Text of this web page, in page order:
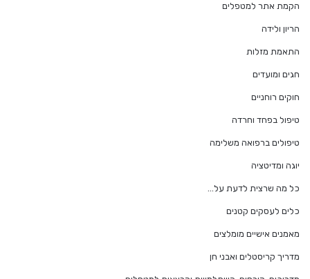
הקמת אתר למטפלים
הריון ולידה
התאמת מזלות
חגים ומועדים
חוקים רוחניים
טיפול בפחד וחרדה
טיפולים ברפואה משלימה
יוגה ומדיטציה
כל מה שרצית לדעת על…
כלים לעסקים קטנים
מאמנים אישיים מומלצים
מדריך קריסטלים ואבני חן